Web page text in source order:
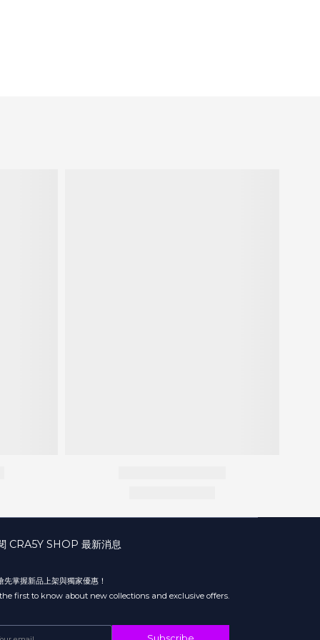
CRA5Y SHOP 最新消息
先掌握新品上架與獨家優惠！
first to know about new collections and exclusive offers.